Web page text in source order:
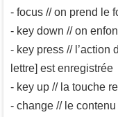
- focus // on prend le
- key down // on
- key press // l’action
lettre] est enregistrée
- key up // la touche
- change // le